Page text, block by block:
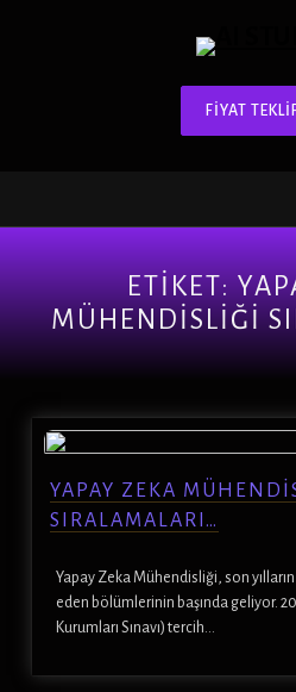
FIYAT
ETIKET:
MÜHENDISLIĞI
YAPAY ZEKA
SIRALAMALARI…
Yapay Zeka Mühendisliği, son
eden bölümlerinin başında geliyor.
Kurumları Sınavı) tercih…